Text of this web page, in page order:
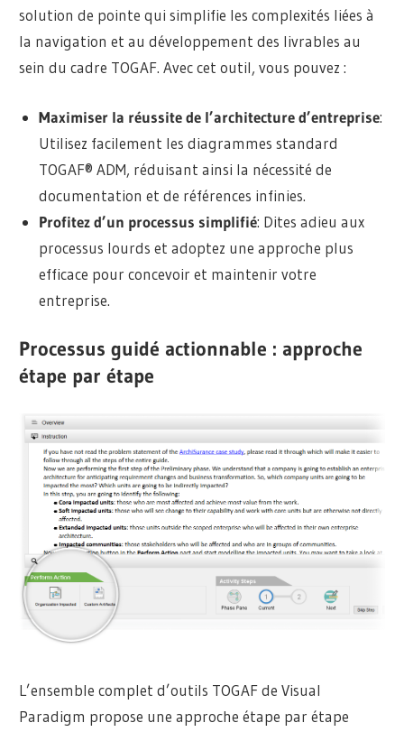
solution de pointe qui simplifie les complexités liées à
la navigation et au développement des livrables au
sein du cadre TOGAF. Avec cet outil, vous pouvez :
Maximiser la réussite de l’architecture d’entreprise:
Utilisez facilement les diagrammes standard
TOGAF® ADM, réduisant ainsi la nécessité de
documentation et de références infinies.
Profitez d’un processus simplifié: Dites adieu aux
processus lourds et adoptez une approche plus
efficace pour concevoir et maintenir votre
entreprise.
Processus guidé actionnable : approche
étape par étape
L’ensemble complet d’outils TOGAF de Visual
Paradigm propose une approche étape par étape